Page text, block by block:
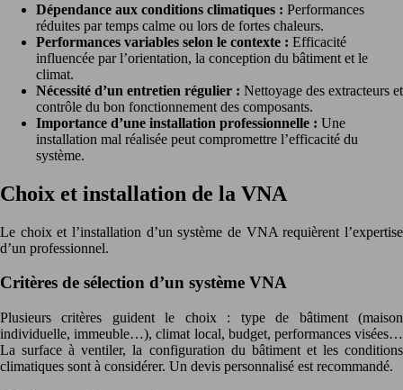
Dépendance aux conditions climatiques : Performances
réduites par temps calme ou lors de fortes chaleurs.
Performances variables selon le contexte : Efficacité
influencée par l’orientation, la conception du bâtiment et le
climat.
Nécessité d’un entretien régulier : Nettoyage des extracteurs et
contrôle du bon fonctionnement des composants.
Importance d’une installation professionnelle : Une
installation mal réalisée peut compromettre l’efficacité du
système.
Choix et installation de la VNA
Le choix et l’installation d’un système de VNA requièrent l’expertise
d’un professionnel.
Critères de sélection d’un système VNA
Plusieurs critères guident le choix : type de bâtiment (maison
individuelle, immeuble…), climat local, budget, performances visées…
La surface à ventiler, la configuration du bâtiment et les conditions
climatiques sont à considérer. Un devis personnalisé est recommandé.